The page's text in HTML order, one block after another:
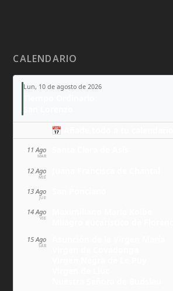
CALENDARIO
Lun, 10 de agosto de 2026
📅 Añade todo a tu calendario
11 Ago
MAR
12 Ago
MIÉ
13 Ago
JUE
14 Ago
VIE
15 Ago
SÁB